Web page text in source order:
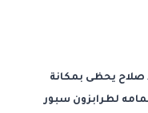
صلاح يحظى بمكانة
لطرابزون سبور